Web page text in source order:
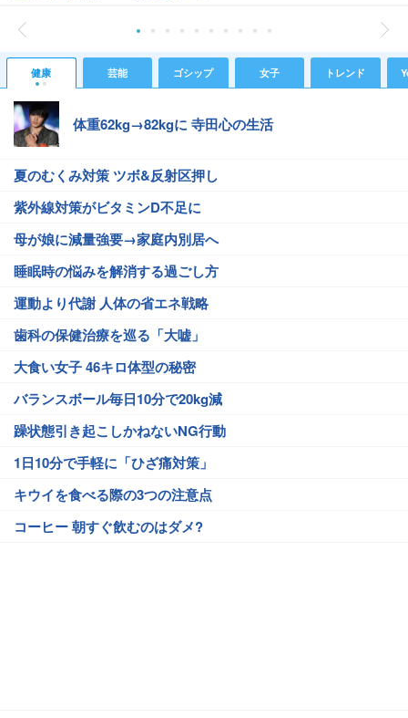
健康 芸能 ゴシップ 女子 トレンド
体重62kg→82kgに 寺田心の生活
夏のむくみ対策 ツボ&反射区押し
紫外線対策がビタミンD不足に
母が娘に減量強要→家庭内別居へ
睡眠時の悩みを解消する過ごし方
運動より代謝 人体の省エネ戦略
歯科の保健治療を巡る「大嘘」
大食い女子 46キロ体型の秘密
バランスボール毎日10分で20kg減
躁状態引き起こしかねないNG行動
1日10分で手軽に「ひざ痛対策」
キウイを食べる際の3つの注意点
コーヒー 朝すぐ飲むのはダメ?